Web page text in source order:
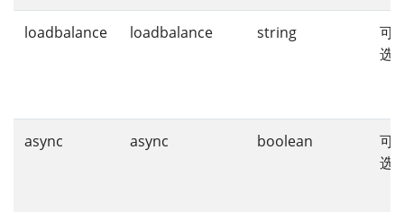
loadbalance loadbalance string
可
选
async async boolean
可
选